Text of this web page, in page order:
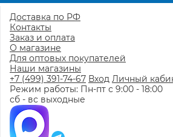
Доставка по РФ
Контакты
Заказ и оплата
О магазине
Для оптовых покупателей
Наши магазины
+7 (499) 391-74-67 Вход Личный
Режим работы: Пн-пт с 9:00 - 18:00
сб - вс выходные